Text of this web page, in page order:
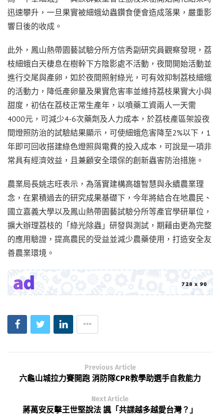
迅速攀升，一旦果實被細蛾幼蟲鑽食便會造成落果，嚴重影
響日後的收成。
此外，鳳山熱帶園藝試驗分所方信秀副研究員觀察發現，荔
枝細蛾白天棲息在樹幹下方陰影處不活動，夜間開始活動並
進行交尾與產卵，如於夜間照射綠光，可有效抑制荔枝細蛾
的活動力，降低產卵量及果實危害率並維持荔枝果實大小與
甜度，初估在荔枝正常生產年，以噴藥工資兩人一天需
4000元，可減少4-6次藥劑及人力成本，於荔枝產區架設夜
間燈照防治的試驗結果顯示，可使細蛾危害降至2%以下，1
年即可回收搭建綠色燈照與電費的投入成本，可說是一項非
常具有經濟效益，且兼顧安全環保的創新蟲害防治措施。
農業局長姚志旺表示，為落實建構高雄智慧與永續農業理
念，在累積過去的研究成果基礎下，今年將結合在地農民、
國立嘉義大學以及鳳山熱帶園藝試驗分所等產官學研單位，
擴大辦理荔枝的「綠光除蟲」研發與測試，期藉由更為完整
的應用驗證，提高農民的受益並減少農藥使用，打造安全友
善農業環境。
Previous Article
六龜山城拉力賽開跑 消防隊CPR教學助選手自救能力
Next Article
蔣萬安反擊王世堅說法 諷「共諜越多越愛台灣？」